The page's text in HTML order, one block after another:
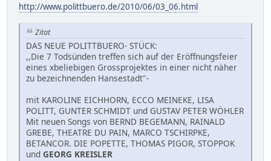
http://www.polittbuero.de/2010/06/03_06.html
Zitat
DAS NEUE POLITTBUERO- STÜCK:
,,Die 7 Todsünden treffen sich auf der Eröffnungsfeier
eines xbeliebigen Grossprojektes in einer nicht näher
zu bezeichnenden Hansestadt"-
mit KAROLINE EICHHORN, ECCO MEINEKE, LISA
POLITT, GUNTER SCHMIDT und GUSTAV PETER WÖHLER
Mit neuen Songs von BERND BEGEMANN, RAINALD
GREBE, THEATRE DU PAIN, MARCO TSCHIRPKE,
BETANCOR. DIE POPETTE, THOMAS PIGOR, STOPPOK
und GEORG KREISLER